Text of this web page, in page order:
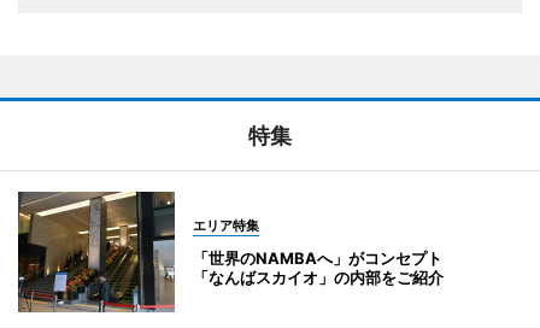
特集
エリア特集
「世界のNAMBAへ」がコンセプト
「なんばスカイオ」の内部をご紹介